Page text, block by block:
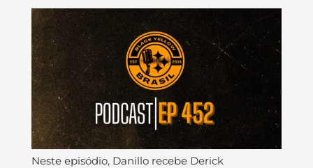
Neste episódio, Danillo recebe Derick